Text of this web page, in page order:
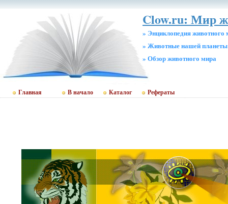
Clow.ru: Мир
» Энциклопедия животного
» Животные нашей планеты
» Обзор животного мира
Главная В начало Каталог Рефераты